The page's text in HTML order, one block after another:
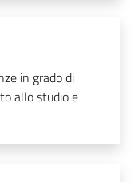
in grado di
allo studio e